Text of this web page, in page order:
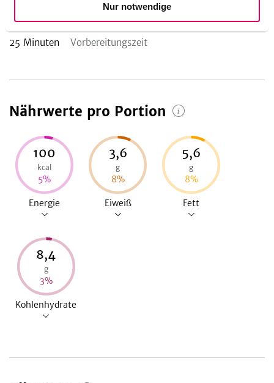
Nur notwendige
Zubereitungsdauer
25 Minuten Vorbereitungszeit
Nährwerte pro Portion
100
kcal
5%
Energie
3,6
g
8%
Eiweiß
5,6
g
8%
Fett
8,4
g
3%
Kohlenhydrate